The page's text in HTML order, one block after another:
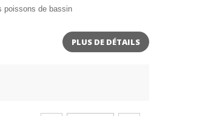
poissons de bassin
PLUS DE DÉTAILS